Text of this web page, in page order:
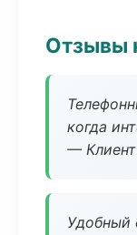
Отзывы
когда
—
Удобный